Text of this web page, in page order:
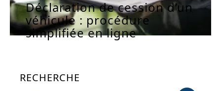
Déclaration de cession d’un
véhicule : procédure
simplifiée en ligne
RECHERCHE